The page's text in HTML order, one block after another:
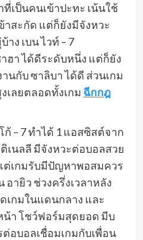
ที่เป็นคนเข้าปะทะ เน้นใช้
าสะกัด แต่ก็ยังมีจังหวะ
ง เบน ไวท์ – 7
ฮา ได้ดีระดับหนึ่ง แต่ก็ยัง
นกับ ซาลิบา ได้ดี ส่วนเกม
เลยตลอดทั้งเกม ฉีกกฎ
– 7 ทำได้ 1 แอสซิสต์จาก
เนลลี มีจังหวะต่อบอลสวย
ต่เกมรับมีปัญหาพอสมควร
ายิว ช่วงครึ่งเวลาหลัง
เกมในแดนกลาง และ
น้า โชว์ฟอร์มสุดยอด มีบ
อบอลเชื่อมเกมกับเพื่อน